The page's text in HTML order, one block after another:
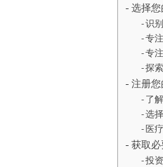
选择
识
专
专
探
注册
了
选
医
获取
投